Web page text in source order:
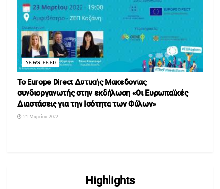
NEWS FEED
Το Europe Direct Δυτικής Μακεδονίας
συνδιοργανωτής στην εκδήλωση «Οι Ευρωπαϊκές
Διαστάσεις για την Ισότητα των Φύλων»
21 Μαρτίου 2022
Highlights